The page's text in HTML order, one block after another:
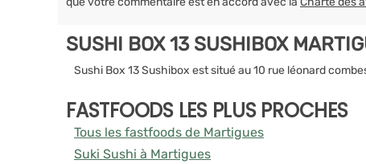
SUSHI BOX 13 SUSHIBOX
Sushi Box 13 Sushibox est situé au 10 rue léonard
FASTFOODS LES PLUS PROCHES
Tous les fastfoods de Martigues
Suki Sushi à Martigues